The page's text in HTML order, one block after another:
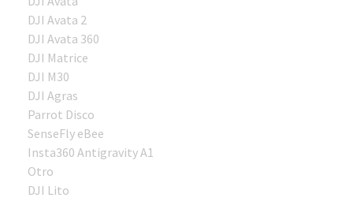
DJI Avata 2
DJI Avata 360
DJI Matrice
DJI M30
DJI Agras
Parrot Disco
SenseFly eBee
Insta360 Antigravity A1
Otro
DJI Lito